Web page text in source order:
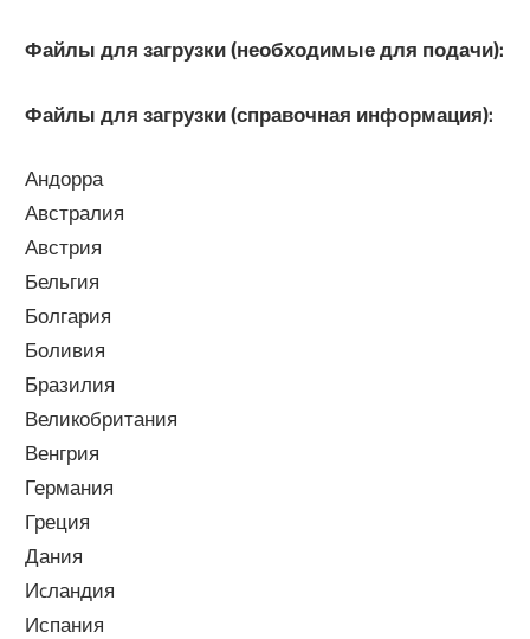
Файлы для загрузки (необходимые для подачи):
Файлы для загрузки (справочная информация):
Андорра
Австралия
Австрия
Бельгия
Болгария
Боливия
Бразилия
Великобритания
Венгрия
Германия
Греция
Дания
Иcландия
Испания